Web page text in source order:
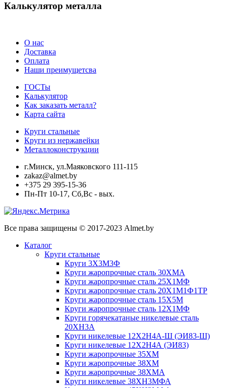
Калькулятор металла
О нас
Доставка
Оплата
Наши преимущетсва
ГОСТы
Калькулятор
Как заказать металл?
Карта сайта
Круги стальные
Круги из нержавейки
Металлоконструкции
г.Минск, ул.Маяковского 111-115
zakaz@almet.by
+375 29 395-15-36
Пн-Пт 10-17, Сб,Вс - вых.
Все права защищены © 2017-2023 Almet.by
Каталог
Круги стальные
Круги 3Х3М3Ф
Круги жаропрочные сталь 30ХМА
Круги жаропрочные сталь 25Х1МФ
Круги жаропрочные сталь 20Х1М1Ф1ТР
Круги жаропрочные сталь 15Х5М
Круги жаропрочные сталь 12Х1МФ
Круги горячекатаные никелевые сталь
20ХН3А
Круги никелевые 12Х2Н4А-Ш (ЭИ83-Ш)
Круги никелевые 12Х2Н4А (ЭИ83)
Круги жаропрочные 35ХМ
Круги жаропрочные 38ХМ
Круги жаропрочные 38ХМА
Круги никелевые 38XH3MФА